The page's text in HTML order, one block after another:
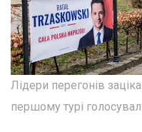
Лідери перегонів
першому турі